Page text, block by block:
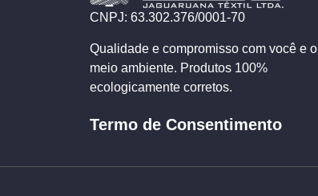
CNPJ: 63.302.376/0001-70
Qualidade e compromisso com você e o
meio ambiente. Produtos 100%
ecologicamente corretos.
Termo de Consentimento